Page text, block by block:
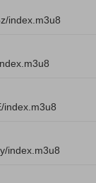
index.m3u8
index.m3u8
index.m3u8